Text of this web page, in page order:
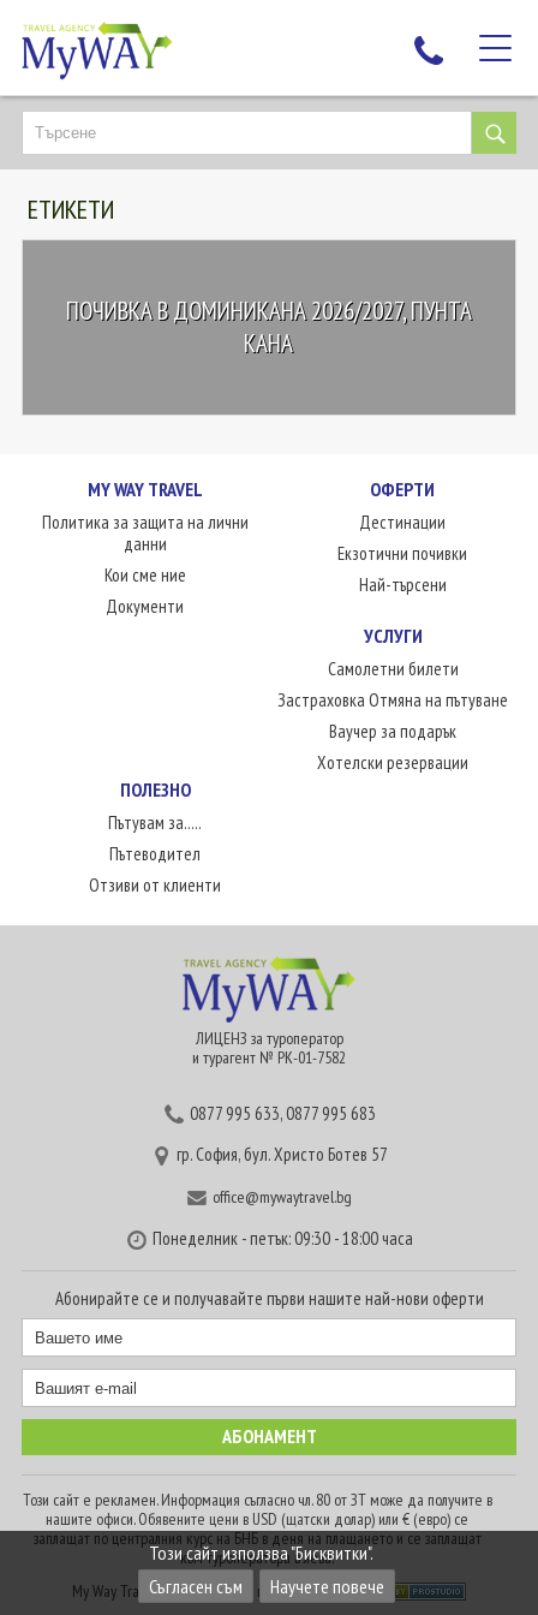
НАЙ-ТЪРСЕНИ
ДЕСТИНАЦИИ
ЕКЗОТИЧНИ ПОЧИВКИ
ЛЮБОПИТНО
КОНТАКТИ
ЕТИКЕТИ
ПОЧИВКА В ДОМИНИКАНА 2026/2027, ПУНТА
КАНА
MY WAY TRAVEL
Политика за защита на лични
данни
Кои сме ние
Документи
ОФЕРТИ
Дестинации
Екзотични почивки
Най-търсени
УСЛУГИ
Самолетни билети
Застраховка Отмяна на пътуване
Ваучер за подарък
Хотелски резервации
ПОЛЕЗНО
Пътувам за.....
Пътеводител
Отзиви от клиенти
ЛИЦЕНЗ за туроператор
и турагент № РК-01-7582
0877 995 633,0877 995 683
гр. София, бул. Христо Ботев 57
office@mywaytravel.bg
Понеделник - петък: 09:30 - 18:00 часа
Абонирайте се и получавайте първи нашите най-нови оферти
Този сайт е рекламен. Информация съгласно чл. 80 от ЗТ може да получите в
нашите офиси. Обявените цени в USD (щатски долар) или € (евро) се
заплащат по централния курс на БНБ в деня на плащането и се заплащат
към туроператора в лева.
My Way Travel © 2016. Всички права запазени
Този сайт използва "Бисквитки".
Съгласен съм
Научете повече